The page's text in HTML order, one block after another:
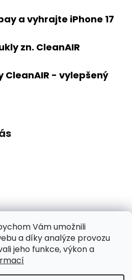
Vám umožnili
a díky analýze provozu
jeho funkce, výkon a
a vyhrajte iPhone 17
zn. CleanAIR
CleanAIR - vylepšený